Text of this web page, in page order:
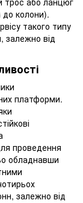
до колони).
такого типу
залежно від
платформи.
проведення
обладнавши
залежно від